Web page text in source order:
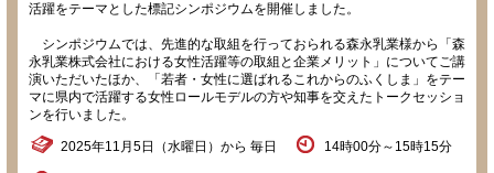
活躍をテーマとした標記シンポジウムを開催しました。
シンポジウムでは、先進的な取組を行っておられる森永乳業様から「森
永乳業株式会社における女性活躍等の取組と企業メリット」についてご講
演いただいたほか、「若者・女性に選ばれるこれからのふくしま」をテー
マに県内で活躍する女性ロールモデルの方や知事を交えたトークセッショ
ンを行いました。
2025年11月5日（水曜日）から 毎日 14時00分～15時15分